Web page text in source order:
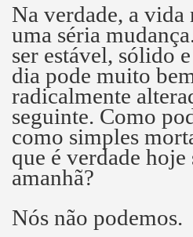
Na verdade, a vida
uma séria
ser estável, sólido
dia pode muito
radicalmente
seguinte. Como
como simples
que é verdade hoje
amanhã?
Nós não podemos.